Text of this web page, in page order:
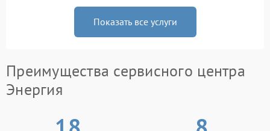
Показать все услуги
Преимущества сервисного центра
Энергия